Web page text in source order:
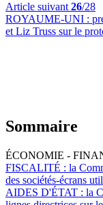
Article suivant 26/28
ROYAUME-UNI :
et Liz Truss sur le
Sommaire
ÉCONOMIE -
FISCALITÉ : la
des sociétés-écrans
AIDES D'ÉTAT : la